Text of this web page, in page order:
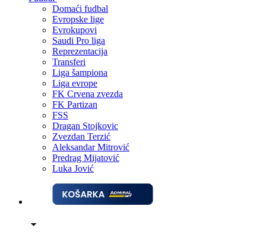
Domaći fudbal
Evropske lige
Evrokupovi
Saudi Pro liga
Reprezentacija
Transferi
Liga šampiona
Liga evrope
FK Crvena zvezda
FK Partizan
FSS
Dragan Stojkovic
Zvezdan Terzić
Aleksandar Mitrović
Predrag Mijatović
Luka Jović